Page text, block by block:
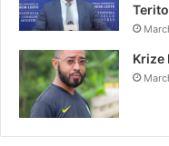
Krize